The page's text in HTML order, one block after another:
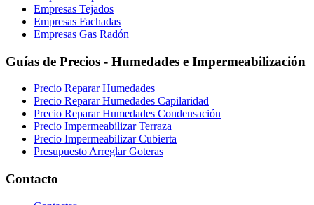
Empresas Tejados
Empresas Fachadas
Empresas Gas Radón
Guías de Precios - Humedades e Impermeabilización
Precio Reparar Humedades
Precio Reparar Humedades Capilaridad
Precio Reparar Humedades Condensación
Precio Impermeabilizar Terraza
Precio Impermeabilizar Cubierta
Presupuesto Arreglar Goteras
Contacto